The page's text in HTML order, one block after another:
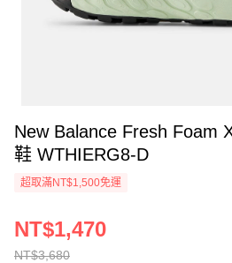
New Balance Fresh Foam
鞋 WTHIERG8-D
超取滿NT$1,500免運
NT$3,680
NT$1,470